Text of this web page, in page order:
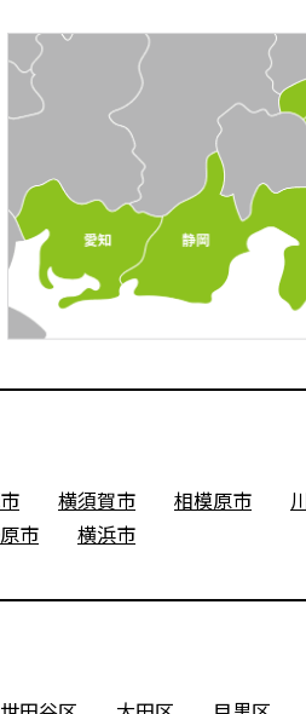
横須賀市 相模原市
市 横浜市